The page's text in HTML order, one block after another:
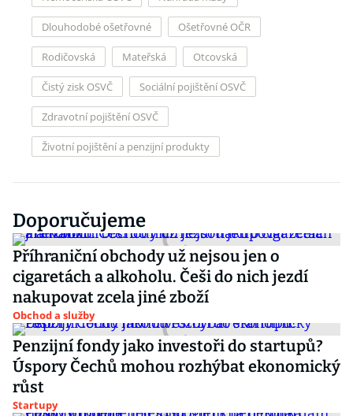
Dlouhodobé ošetřovné Ošetřovné OČR
Rodičovská Mateřská Otcovská
Čistý zisk OSVČ Sociální pojištění OSVČ
Zdravotní pojištění OSVČ
Životní pojištění a penzijní produkty
Doporučujeme
Příhraniční obchody už nejsou jen o
cigaretách a alkoholu. Češi do nich jezdí
nakupovat zcela jiné zboží
Obchod a služby
Penzijní fondy jako investoři do startupů?
Úspory Čechů mohou rozhýbat ekonomický
růst
Startupy